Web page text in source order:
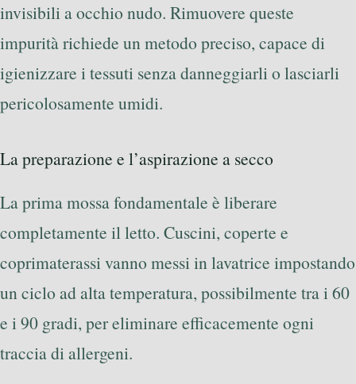
invisibili a occhio nudo. Rimuovere queste
impurità richiede un metodo preciso, capace di
igienizzare i tessuti senza danneggiarli o lasciarli
pericolosamente umidi.
La preparazione e l’aspirazione a secco
La prima mossa fondamentale è liberare
completamente il letto. Cuscini, coperte e
coprimaterassi vanno messi in lavatrice impostando
un ciclo ad alta temperatura, possibilmente tra i 60
e i 90 gradi, per eliminare efficacemente ogni
traccia di allergeni.